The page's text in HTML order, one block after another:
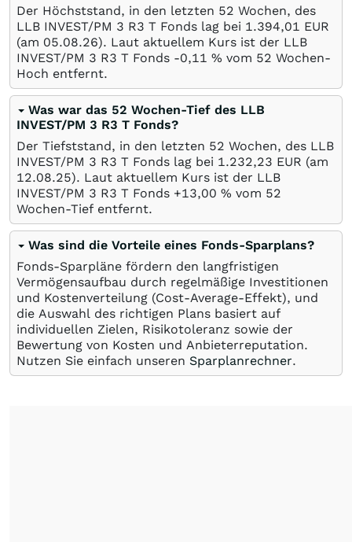
Der Höchststand, in den letzten 52 Wochen, des
LLB INVEST/PM 3 R3 T Fonds lag bei 1.394,01 EUR
(am 05.08.26). Laut aktuellem Kurs ist der LLB
INVEST/PM 3 R3 T Fonds -0,11 % vom 52 Wochen-
Hoch entfernt.
Was war das 52 Wochen-Tief des LLB
INVEST/PM 3 R3 T Fonds?
Der Tiefststand, in den letzten 52 Wochen, des LLB
INVEST/PM 3 R3 T Fonds lag bei 1.232,23 EUR (am
12.08.25). Laut aktuellem Kurs ist der LLB
INVEST/PM 3 R3 T Fonds +13,00 % vom 52
Wochen-Tief entfernt.
Was sind die Vorteile eines Fonds-Sparplans?
Fonds-Sparpläne fördern den langfristigen
Vermögensaufbau durch regelmäßige Investitionen
und Kostenverteilung (Cost-Average-Effekt), und
die Auswahl des richtigen Plans basiert auf
individuellen Zielen, Risikotoleranz sowie der
Bewertung von Kosten und Anbieterreputation.
Nutzen Sie einfach unseren Sparplanrechner.